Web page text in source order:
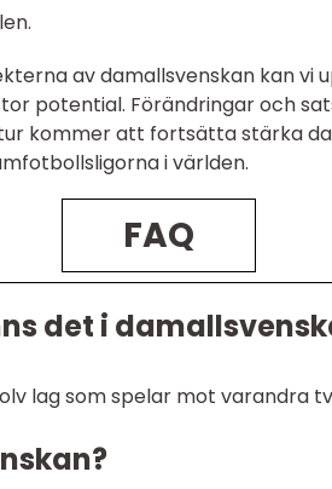
av damallsvenskan kan vi
potential. Förändringar och
kommer att fortsätta stärka
i världen.
FAQ
det i
lag som spelar mot varandra